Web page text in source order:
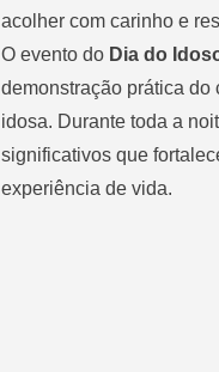
acolher com carinho e
O evento do Dia do
demonstração prática
idosa. Durante toda a
significativos que
experiência de vida.